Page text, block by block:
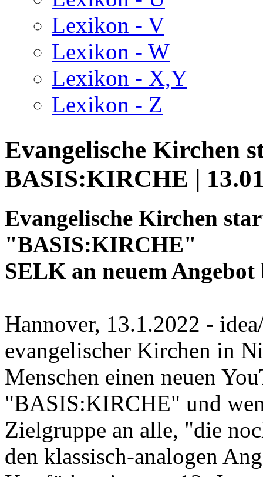
Lexikon - V
Lexikon - W
Lexikon - X,Y
Lexikon - Z
Evangelische Kirchen
BASIS:KIRCHE |
Evangelische Kirchen
"BASIS:KIRCHE"
SELK an neuem
Hannover, 13.1.2022 -
evangelischer Kirchen in
Menschen einen neuen
"BASIS:KIRCHE" und
Zielgruppe an alle, "die
den klassisch-analogen